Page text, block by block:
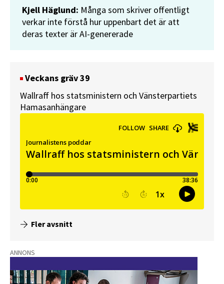
Kjell Häglund: Många som skriver offentligt
verkar inte förstå hur uppenbart det är att
deras texter är AI-genererade
Veckans gräv 39
Wallraff hos statsministern och Vänsterpartiets
Hamasanhängare
Fler avsnitt
ANNONS